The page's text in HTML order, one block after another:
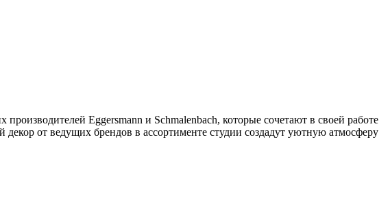
Eggersmann и Schmalenbach, которые сочетают в своей работе
от ведущих брендов в ассортименте студии создадут уютную атмосферу